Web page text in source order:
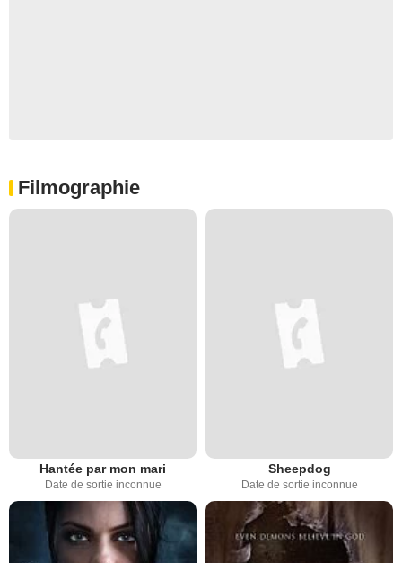
Filmographie
Hantée par mon mari
Date de sortie inconnue
Sheepdog
Date de sortie inconnue